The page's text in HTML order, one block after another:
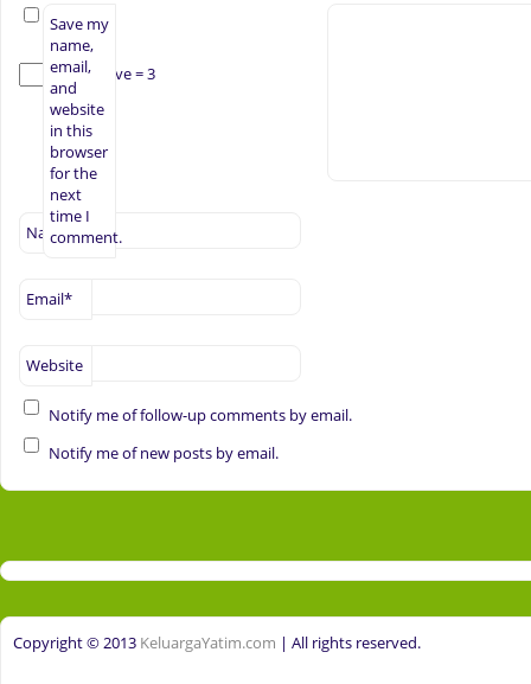
Name*
Email*
Website
Save my
name,
email,
and
website
in this
browser
for the
next
time I
comment.
− five = 3
Notify me of follow-up comments by email.
Notify me of new posts by email.
Copyright © 2013 KeluargaYatim.com | All rights reserved.